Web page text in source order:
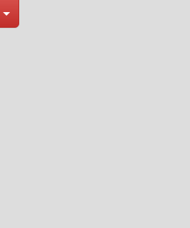
Toggle Dropdown